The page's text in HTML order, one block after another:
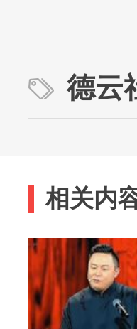
德云
相关内